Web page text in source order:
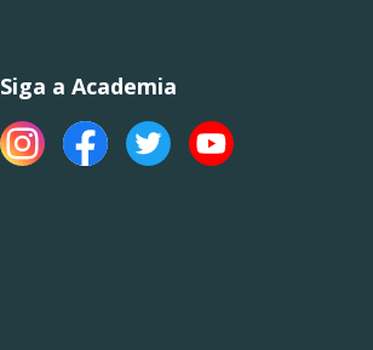
Siga a Academia